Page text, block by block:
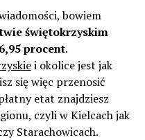
bowiem
świętokrzyskim
procent.
i okolice jest jak
się więc przenosić
etat znajdziesz
czyli w Kielcach jak
Starachowicach.